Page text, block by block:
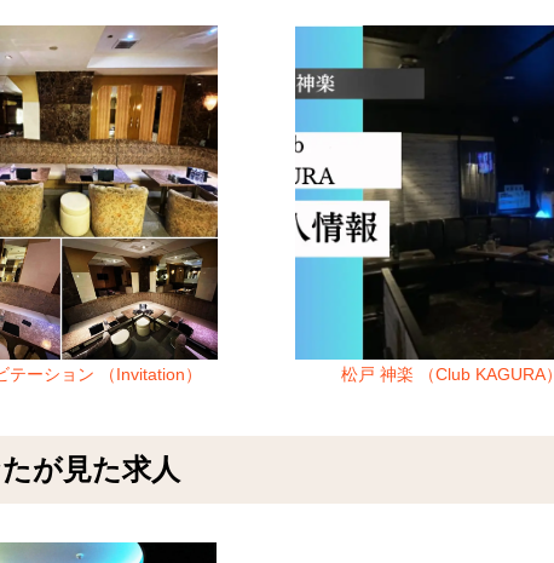
テーション （Invitation） 松戸 神楽 （Club KAGURA）
が見た求人